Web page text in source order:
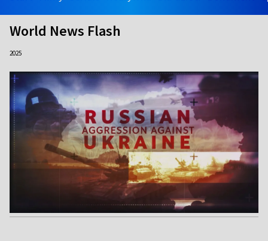
World News Flash
2025